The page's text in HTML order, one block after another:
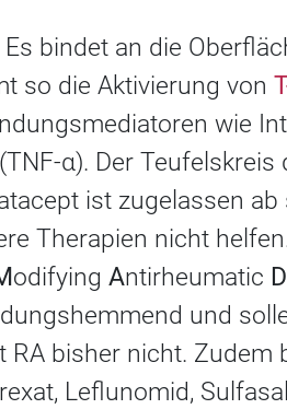
bindet an die
so die Aktivierung von
wie
α). Der Teufelskreis
ist zugelassen
Therapien nicht
odifying Antirheumatic D
und
bisher nicht. Zudem
Leflunomid,